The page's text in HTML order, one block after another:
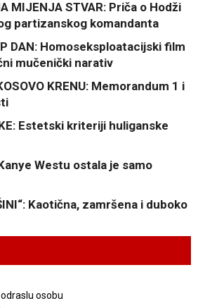
MIJENJA STVAR: Priča o Hodži
partizanskog komandanta
DAN: Homoseksploatacijski film
mučenički narativ
KRENU: Memorandum 1 i
Estetski kriteriji huliganske
Westu ostala je samo
Kaotična, zamršena i duboko
osobu